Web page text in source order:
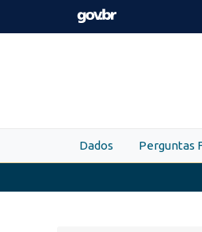
Skip to main content
Dados Perguntas